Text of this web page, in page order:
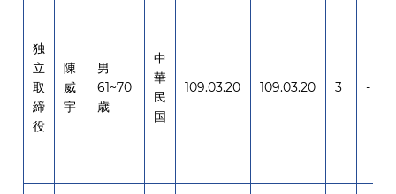
独
立
取
締
役
陳
威
宇
男
61~70
歳
中
華
民
国
109.03.20 109.03.20 3 -